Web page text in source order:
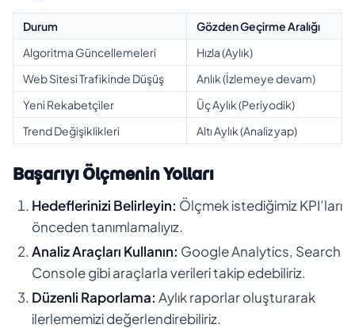
Durum
Gözden Geçirme Aralığı
Algoritma Güncellemeleri
Hızla (Aylık)
Web Sitesi Trafikinde Düşüş
Anlık (İzlemeye devam)
Yeni Rekabetçiler
Üç Aylık (Periyodik)
Trend Değişiklikleri
Altı Aylık (Analiz yap)
Başarıyı Ölçmenin Yolları
Hedeflerinizi Belirleyin: Ölçmek istediğimiz KPI’ları
önceden tanımlamalıyız.
Analiz Araçları Kullanın: Google Analytics, Search
Console gibi araçlarla verileri takip edebiliriz.
Düzenli Raporlama: Aylık raporlar oluşturarak
ilerlememizi değerlendirebiliriz.